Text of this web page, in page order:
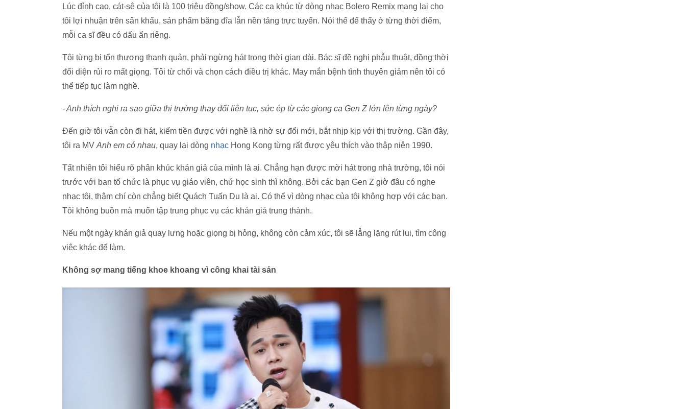
Lúc đỉnh cao, cát-sê của tôi là 100 triệu đồng/show. Các ca khúc từ dòng nhạc Bolero Remix mang lại cho
tôi lợi nhuận trên sân khấu, sản phẩm băng đĩa lẫn nền tảng trực tuyến. Nói thế để thấy ở từng thời điểm,
mỗi ca sĩ đều có dấu ấn riêng.
Tôi từng bị tổn thương thanh quản, phải ngừng hát trong thời gian dài. Bác sĩ đề nghị phẫu thuật, đồng thời
đối diện rủi ro mất giọng. Tôi từ chối và chọn cách điều trị khác. May mắn bệnh tình thuyên giảm nên tôi có
thể tiếp tục làm nghề.
- Anh thích nghi ra sao giữa thị trường thay đổi liên tục, sức ép từ các giọng ca Gen Z lớn lên từng ngày?
Đến giờ tôi vẫn còn đi hát, kiếm tiền được với nghề là nhờ sự đổi mới, bắt nhịp kịp với thị trường. Gần đây,
tôi ra MV Anh em có nhau, quay lại dòng nhạc Hong Kong từng rất được yêu thích vào thập niên 1990.
Tất nhiên tôi hiểu rõ phân khúc khán giả của mình là ai. Chẳng hạn được mời hát trong nhà trường, tôi nói
trước với ban tổ chức là phục vụ giáo viên, chứ học sinh thì không. Bởi các bạn Gen Z giờ đâu có nghe
nhạc tôi, thậm chí còn chẳng biết Quách Tuấn Du là ai. Có thể vì dòng nhạc của tôi không hợp với các bạn.
Tôi không buồn mà muốn tập trung phục vụ các khán giả trung thành.
Nếu một ngày khán giả quay lưng hoặc giọng bị hỏng, không còn cảm xúc, tôi sẽ lẳng lặng rút lui, tìm công
việc khác để làm.
Không sợ mang tiếng khoe khoang vì công khai tài sản